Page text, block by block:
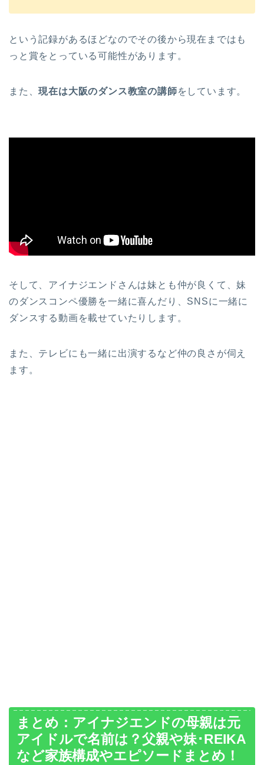
という記録があるほどなのでその後から現在まではも
っと賞をとっている可能性があります。
また、現在は大阪のダンス教室の講師をしています。
そして、アイナジエンドさんは妹とも仲が良くて、妹
のダンスコンペ優勝を一緒に喜んだり、SNSに一緒に
ダンスする動画を載せていたりします。
また、テレビにも一緒に出演するなど仲の良さが伺え
ます。
まとめ：アイナジエンドの母親は元
アイドルで名前は？父親や妹･REIKA
など家族構成やエピソードまとめ！